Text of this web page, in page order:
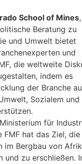
School of Mines
Beratung zu
und Umwelt bietet
und
die weltweite
indem es
der Branche
Sozialem und
für
FMF hat das Ziel, die
im Bergbau von
und zu erschließen.